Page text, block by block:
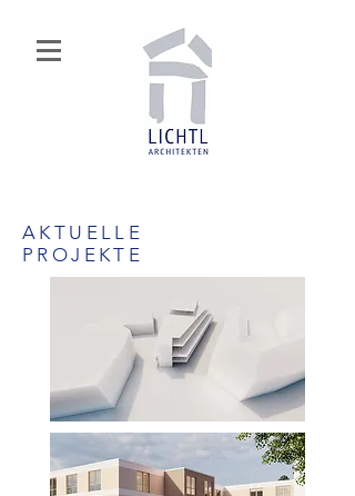
AKTUELLE
PROJEKTE